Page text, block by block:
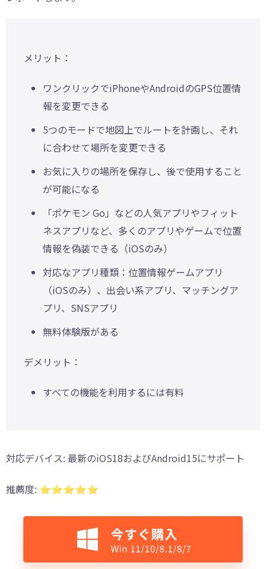
メリット：
ワンクリックでiPhoneやAndroidのGPS位置情
報を変更できる
5つのモードで地図上でルートを計画し、それ
に合わせて場所を変更できる
お気に入りの場所を保存し、後で使用すること
が可能になる
「ポケモン Go」などの人気アプリやフィット
ネスアプリなど、多くのアプリやゲームで位置
情報を偽装できる（iOSのみ）
対応なアプリ種類：位置情報ゲームアプリ
（iOSのみ）、出会い系アプリ、マッチングア
プリ、SNSアプリ
無料体験版がある
デメリット：
すべての機能を利用するには有料
対応デバイス: 最新のiOS18およびAndroid15にサポート
推薦度: ⭐️⭐️⭐️⭐️⭐️